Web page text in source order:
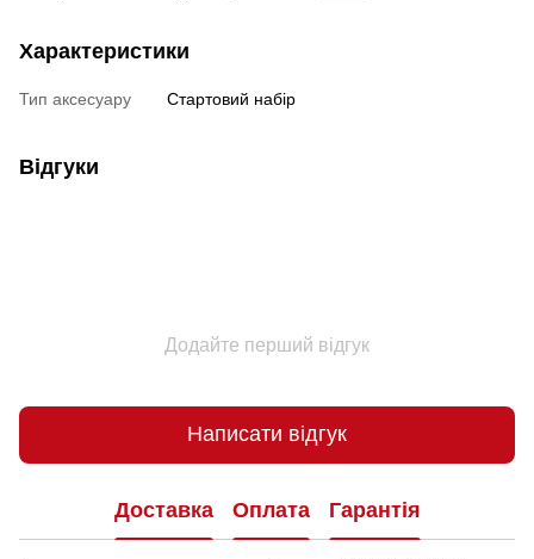
Характеристики
Тип аксесуару Стартовий набір
Відгуки
Додайте перший відгук
Написати відгук
Доставка Оплата Гарантія